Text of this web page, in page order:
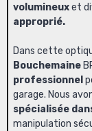
volumineuxet
approprié.
Dans cette
Bouchemaine
professionnel
garage. Nous
spécialisée
manipulation